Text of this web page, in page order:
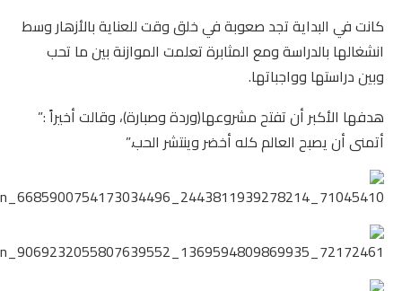
كانت في البداية تجد صعوبة في خلق وقت للعناية بالأزهار وسط
انشغالها بالدراسة ومع المثابرة تعلمت الموازنة بين ما تحب
وبين دراستها وواجباتها.
هدفها الأكبر أن تفتح مشروعها(وردة وصبارة)، وقالت أخيراً :”
أتمنى أن يصبح العالم كله أخضر وينتشر الحب.”